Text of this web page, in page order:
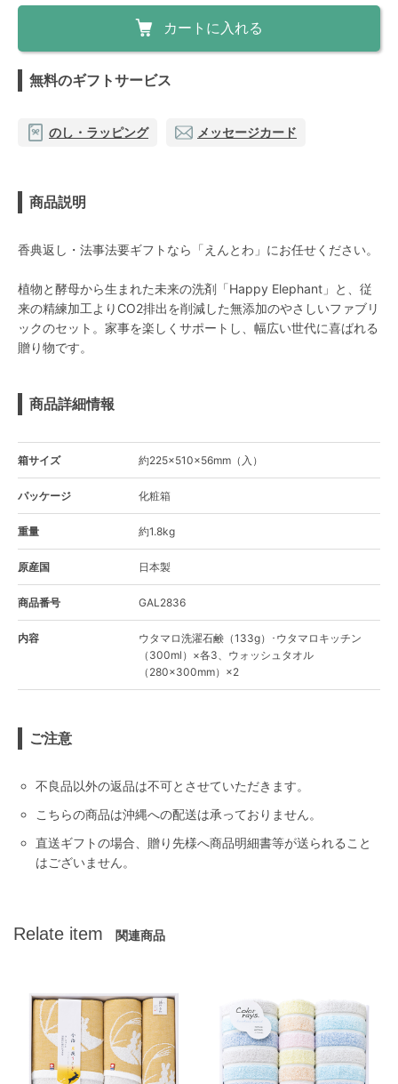
カートに入れる
無料のギフトサービス
のし・ラッピング メッセージカード
商品説明
香典返し・法事法要ギフトなら「えんとわ」にお任せください。
植物と酵母から生まれた未来の洗剤「Happy Elephant」と、従
来の精練加工よりCO2排出を削減した無添加のやさしいファブリ
ックのセット。家事を楽しくサポートし、幅広い世代に喜ばれる
贈り物です。
商品詳細情報
箱サイズ 約225×510×56mm（入）
パッケージ 化粧箱
重量 約1.8kg
原産国 日本製
商品番号 GAL2836
内容
ウタマロ洗濯石鹸（133g）･ウタマロキッチン
（300ml）×各3、ウォッシュタオル
（280×300mm）×2
ご注意
不良品以外の返品は不可とさせていただきます。
こちらの商品は沖縄への配送は承っておりません。
直送ギフトの場合、贈り先様へ商品明細書等が送られること
はございません。
Relate item 関連商品